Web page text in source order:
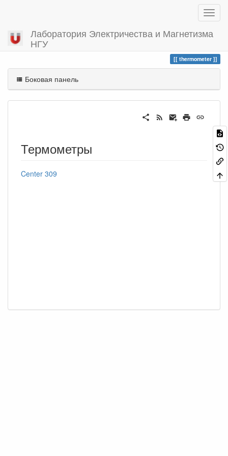
Лаборатория Электричества и Магнетизма
НГУ
Вы посетили
thermometer
Боковая панель
Термометры
Center 309